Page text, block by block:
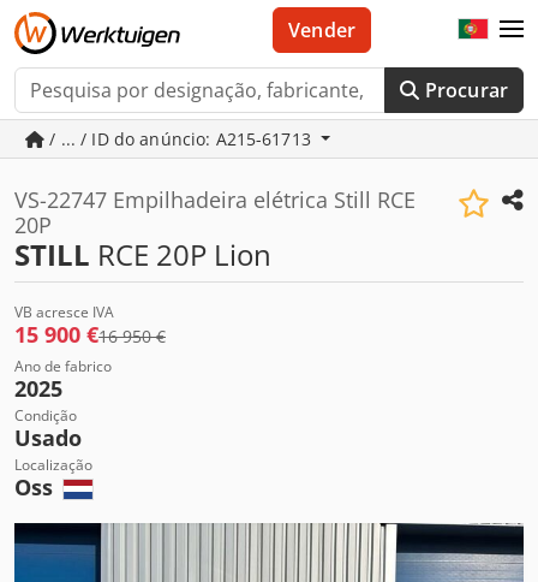
Procurar
Vender
/ ... / ID do anúncio: A215-61713
VS-22747 Empilhadeira elétrica Still RCE
20P
STILL RCE 20P Lion
VB acresce IVA
15 900 €16 950 €
Ano de fabrico
2025
Condição
Usado
Localização
Oss